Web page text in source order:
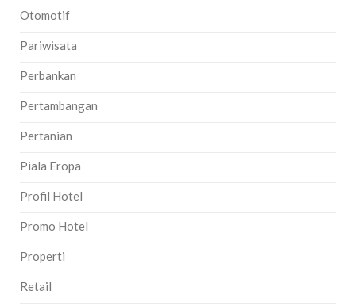
Otomotif
Pariwisata
Perbankan
Pertambangan
Pertanian
Piala Eropa
Profil Hotel
Promo Hotel
Properti
Retail